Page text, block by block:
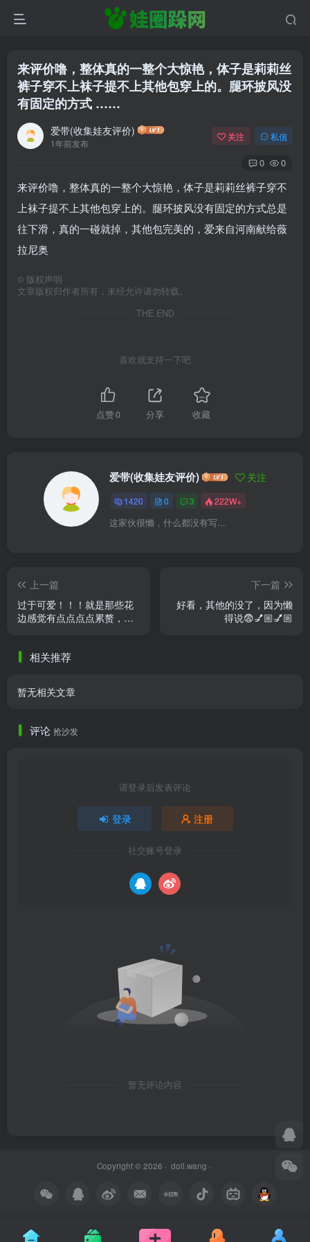
来评价噜，整体真的一整个大惊艳，体子是莉莉丝
裤子穿不上袜子提不上其他包穿上的。腿环披风没
有固定的方式 ……
爱带(收集娃友评价)
1年前发布
关注 私信
0 0
来评价噜，整体真的一整个大惊艳，体子是莉莉丝裤子穿不
上袜子提不上其他包穿上的。腿环披风没有固定的方式总是
往下滑，真的一碰就掉，其他包完美的，爱来自河南献给薇
拉尼奥
© 版权声明
文章版权归作者所有，未经允许请勿转载。
THE END
喜欢就支持一下吧
点赞0 分享 收藏
爱带(收集娃友评价) 关注
1420 0 3 222W+
这家伙很懒，什么都没有写...
上一篇
过于可爱！！！就是那些花
边感觉有点点点点累赘，不
下一篇
好看，其他的没了，因为懒
得说😨💅🏼💅🏼
相关推荐
暂无相关文章
评论 抢沙发
请登录后发表评论
登录 注册
社交账号登录
暂无评论内容
Copyright © 2026 · doll.wang ·